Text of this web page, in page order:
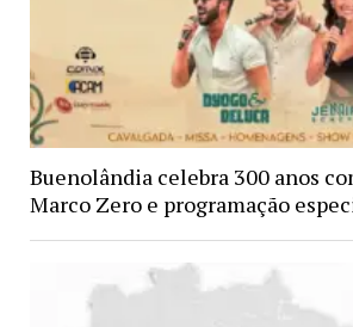
Buenolândia celebra 300 anos
Marco Zero e programação